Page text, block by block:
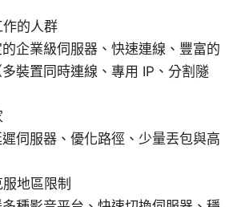
的人群
企業級伺服器、快速連線、豐富的
裝置同時連線、專用 IP、分割隧
伺服器、優化路徑、少量丟包與高
地區限制